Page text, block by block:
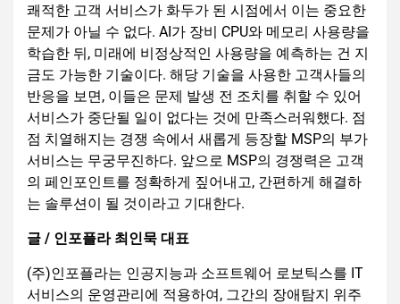
쾌적한 고객 서비스가 화두가 된 시점에서 이는 중요한
문제가 아닐 수 없다. AI가 장비 CPU와 메모리 사용량을
학습한 뒤, 미래에 비정상적인 사용량을 예측하는 건 지
금도 가능한 기술이다. 해당 기술을 사용한 고객사들의
반응을 보면, 이들은 문제 발생 전 조치를 취할 수 있어
서비스가 중단될 일이 없다는 것에 만족스러워했다. 점
점 치열해지는 경쟁 속에서 새롭게 등장할 MSP의 부가
서비스는 무궁무진하다. 앞으로 MSP의 경쟁력은 고객
의 페인포인트를 정확하게 짚어내고, 간편하게 해결하
는 솔루션이 될 것이라고 기대한다.
글 / 인포플라 최인묵 대표
(주)인포플라는 인공지능과 소프트웨어 로보틱스를 IT
서비스의 운영관리에 적용하여, 그간의 장애탐지 위주